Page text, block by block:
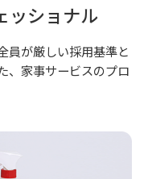
ッショナル
員が厳しい採用基準と
、家事サービスのプロ